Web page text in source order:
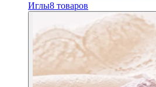
Иглы8 товаров